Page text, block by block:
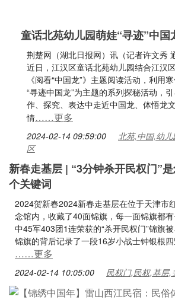
童话北苑幼儿园萌娃“寻迹”中国
荆楚网（湖北日报网）讯（记者许文秀
近日，江汉区童话北苑幼儿园结合江汉
《阅看“中国龙”》主题阅读活动，利用
“寻迹中国龙”为主题的系列探秘活动，
作、探究、表达中走近中国龙、体悟龙
情……更多
2024-02-14 09:59:00
北苑,中国,幼
区
新春走基层 | “3分钟杀开民权门”
个关键词
2024贺新春2024新春走基层在位于天津市
念馆内，收藏了40面锦旗，每一面锦旗都
中45军403团1连荣获的“杀开民权门”锦旗
锦旗的背后记录了一段16岁小战士钟银根四
……更多
2024-02-14 10:05:00 民权门,民权,基层